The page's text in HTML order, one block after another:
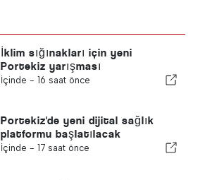
İklim sığınakları için yeni
Portekiz yarışması
İçinde - 16 saat önce
Portekiz'de yeni dijital sağlık
platformu başlatılacak
İçinde - 17 saat önce